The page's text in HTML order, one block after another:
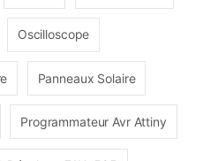
Oscilloscope
Panneaux Solaire
Programmateur Avr Attiny